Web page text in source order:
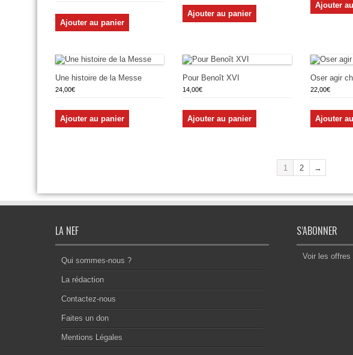
Ajouter au panier
Ajouter au panier
Ajouter
Une histoire de la Messe
24,00€
Ajouter au panier
Pour Benoît XVI
14,00€
Ajouter au panier
Oser agir
22,00€
Ajouter
1 2 →
LA NEF
Qui sommes-nous ?
La rédaction
Contactez-nous
Faites un don
Mentions Légales
S’ABONNER
Voir les offres